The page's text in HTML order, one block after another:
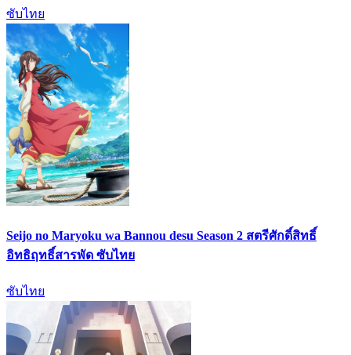
ซับไทย
Seijo no Maryoku wa Bannou desu Season 2 สตรีศักดิ์สิทธิ์
อิทธิฤทธิ์สารพัด ซับไทย
ซับไทย